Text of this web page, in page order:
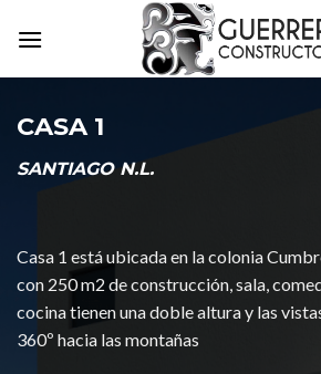
CASA 1
SANTIAGO N.L.
Casa 1 está ubicada en la colonia
con 250 m2 de construcción, sala,
cocina tienen una doble altura y las
360º hacia las montañas